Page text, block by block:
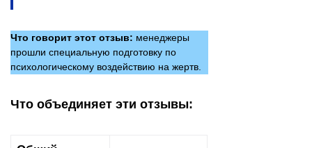
Что говорит этот отзыв: менеджеры
прошли специальную подготовку по
психологическому воздействию на жертв.
Что объединяет эти отзывы: